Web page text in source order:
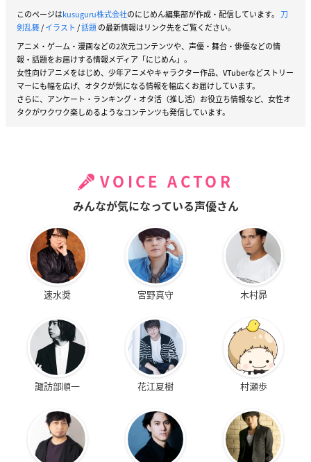
このページはkusuguru株式会社のにじめん編集部が作成・配信しています。 刀
剣乱舞/イラスト /話題の最新情報はリンク先をご覧ください。
アニメ・ゲーム・漫画などの2次元コンテンツや、声優・舞台・俳優などの情
報・話題をお届けする情報メディア「にじめん」。
女性向けアニメをはじめ、少年アニメやキャラクター作品、VTuberなどストリー
マーにも幅を広げ、オタクが気になる情報を幅広くお届けしています。
さらに、アンケート・ランキング・オタ活（推し活）お役立ち情報など、女性オ
タクがワクワク楽しめるようなコンテンツも発信しています。
VOICE ACTOR
みんなが気になっている声優さん
速水奨 宮野真守 木村昴
諏訪部順一 花江夏樹 村瀬歩